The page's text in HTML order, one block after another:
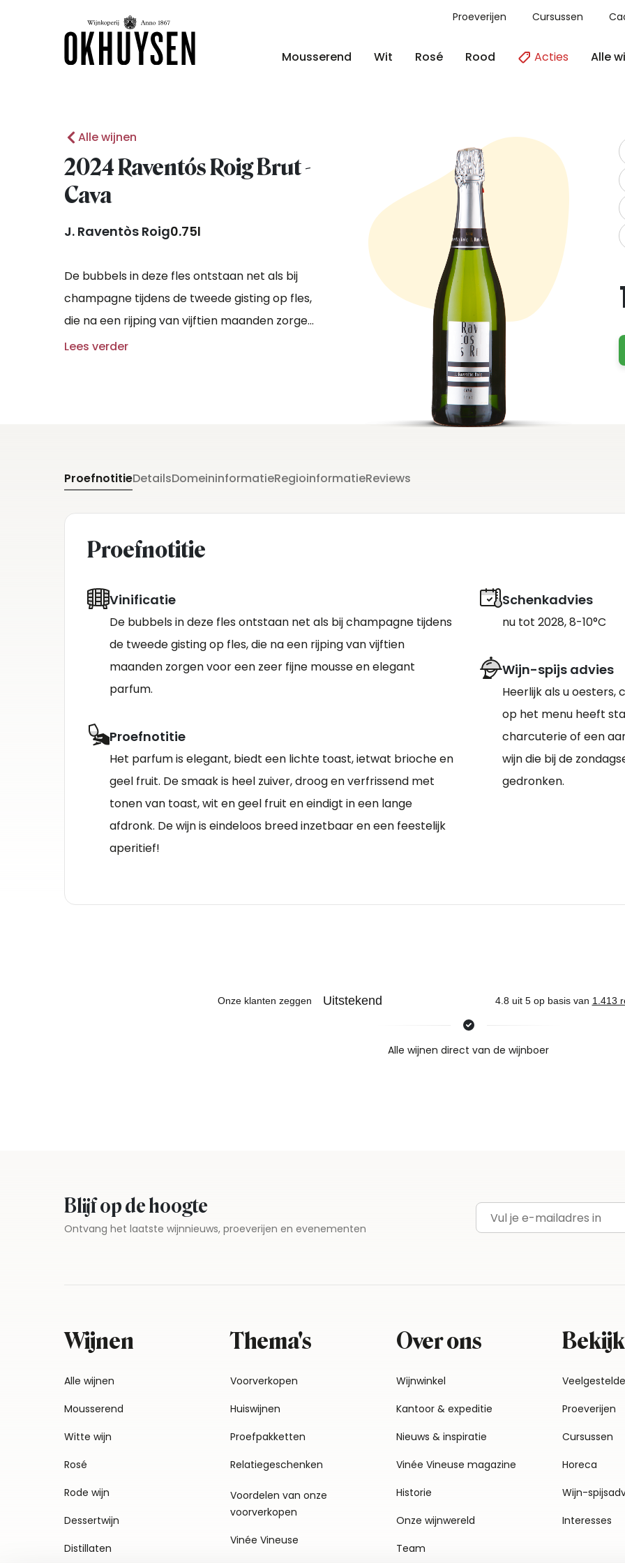
Proeverijen Cursussen
Mousserend Wit Rosé Rood Acties Alle
Alle wijnen
2024 Raventós Roig Brut -
Cava
J. Raventòs Roig0.75l
De bubbels in deze fles ontstaan net als bij
champagne tijdens de tweede gisting op fles,
die na een rijping van vijftien maanden zorgen
voor een zeer fijne mousse en elegant parfum.
Lees verder
ProefnotitieDetailsDomeininformatieRegioinformatieReviews
Proefnotitie
Vinificatie
De bubbels in deze fles ontstaan net als bij champagne tijdens
de tweede gisting op fles, die na een rijping van vijftien
maanden zorgen voor een zeer fijne mousse en elegant
parfum.
Proefnotitie
Het parfum is elegant, biedt een lichte toast, ietwat brioche en
geel fruit. De smaak is heel zuiver, droog en verfrissend met
tonen van toast, wit en geel fruit en eindigt in een lange
afdronk. De wijn is eindeloos breed inzetbaar en een feestelijk
aperitief!
Schenkadvies
nu tot 2028, 8-10°C
Wijn-spijs advies
Heerlijk als u
op het menu heeft
charcuterie of een
wijn die bij de
gedronken.
Nieuws & inspiratie in Vineé Vineuse
Alle wijnen direct van de wijnboer
Blijf op de hoogte
Ontvang het laatste wijnnieuws, proeverijen en evenementen E-mailadres
Wijnen
Alle wijnen
Mousserend
Witte wijn
Rosé
Rode wijn
Dessertwijn
Distillaten
Thema's
Voorverkopen
Huiswijnen
Proefpakketten
Relatiegeschenken
Voordelen van onze
voorverkopen
Vinée Vineuse
Over ons
Wijnwinkel
Kantoor & expeditie
Nieuws & inspiratie
Vinée Vineuse magazine
Historie
Onze wijnwereld
Team
Proeverijen
Cursussen
Horeca
Wijn-
Interesses